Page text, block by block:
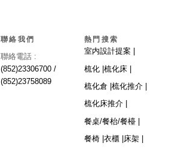
聯絡我們
聯絡電話 :
(852)23306700 /
(852)23758089
熱門搜索
室内設計提案 |
梳化 |梳化床 |
梳化倉 | 梳化推介 |
梳化床推介 |
餐桌/餐枱/餐檯 |
餐椅 | 衣櫃 | 床架 |